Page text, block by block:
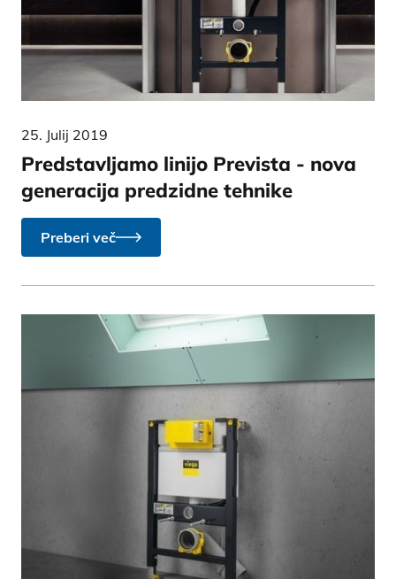
25. Julij 2019
Predstavljamo linijo Prevista - nova
generacija predzidne tehnike
Preberi več